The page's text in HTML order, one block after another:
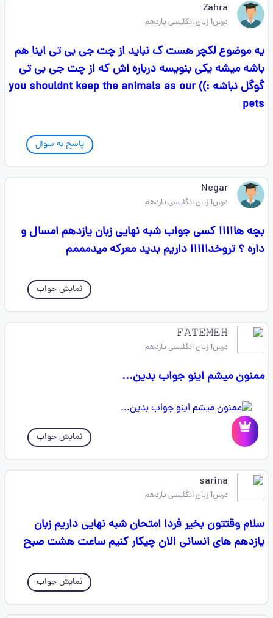
Zahra
درس1 زبان انگلیسی یازدهم
یه موضوع لکچر هست ک نباید از چت جی بی تی اینا هم
باشه میشه یکی بنویسه درباره اش که از چت جی بی تی
گوگل نباشه :)) you shouldnt keep the animals as our
pets
پاسخ به سوال
Negar
درس1 زبان انگلیسی یازدهم
بچه هااااا کسی جواب شبه نهایی زبان یازدهم امسال و
داره ؟ تروخدااااا داریم بدید معرکه میدمممم
نمایش جواب
𝙵𝙰𝚃𝙴𝙼𝙴𝙷
درس1 زبان انگلیسی یازدهم
ممنون میشم اینو جواب بدین...
نمایش جواب
sarina
درس1 زبان انگلیسی یازدهم
سلام وقتتون بخیر فردا امتحان شبه نهایی داریم زبان
یازدهم های انسانی الان چیکار کنیم ساعت هشت صبح
نمایش جواب